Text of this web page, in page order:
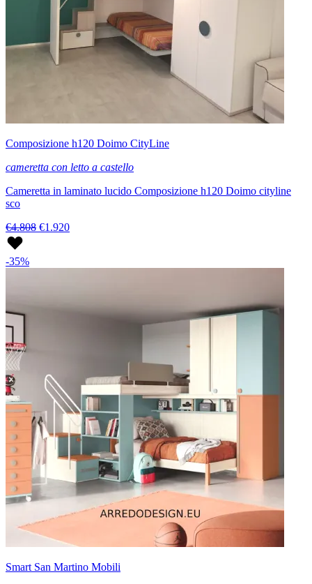
Composizione h120 Doimo CityLine
cameretta con letto a castello
Cameretta in laminato lucido Composizione h120 Doimo cityline
sco
€4.808 €1.920
-35%
Smart San Martino Mobili